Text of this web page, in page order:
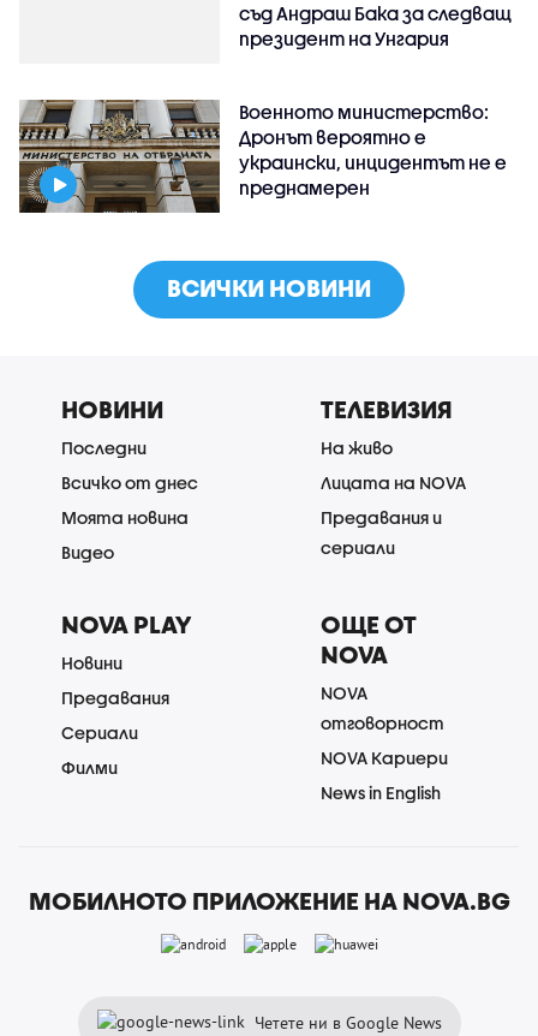
съд Андраш Бака за следващ
президент на Унгария
Военното министерство:
Дронът вероятно е
украински, инцидентът не е
преднамерен
ВСИЧКИ НОВИНИ
НОВИНИ
Последни
Всичко от днес
Моята новина
Видео
ТЕЛЕВИЗИЯ
На живо
Лицата на NOVA
Предавания и
сериали
NOVA PLAY
Новини
Предавания
Сериали
Филми
ОЩЕ ОТ
NOVA
NOVA
отговорност
NOVA Кариери
News in English
МОБИЛНОТО ПРИЛОЖЕНИЕ НА NOVA.BG
Четете ни в Google News